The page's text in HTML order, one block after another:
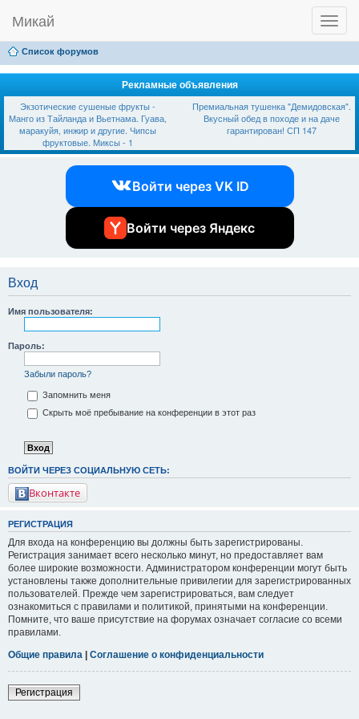
T
o
g
l
n
a
v
g
Микай
Ссылки Вход
Список форумов
Рекламные объявления
Экзотические сушеные фрукты -
Манго из Тайланда и Вьетнама. Гуава,
маракуйя, инжир и другие. Чипсы
фруктовые. Миксы - 1
Премиальная тушенка "Демидовская".
Вкусный обед в походе и на даче
гарантирован! СП 147
Войти через VK ID
Войти через Яндекс
Вход
Имя пользователя:
Пароль:
Забыли пароль?
Запомнить меня
Скрыть моё пребывание на конференции в этот раз
ВОЙТИ ЧЕРЕЗ СОЦИАЛЬНУЮ СЕТЬ:
Вконтакте
РЕГИСТРАЦИЯ
Для входа на конференцию вы должны быть зарегистрированы.
Регистрация занимает всего несколько минут, но предоставляет вам
более широкие возможности. Администратором конференции могут быть
установлены также дополнительные привилегии для зарегистрированных
пользователей. Прежде чем зарегистрироваться, вам следует
ознакомиться с правилами и политикой, принятыми на конференции.
Помните, что ваше присутствие на форумах означает согласие со всеми
правилами.
Общие правила
Соглашение о конфиденциальности
Регистрация